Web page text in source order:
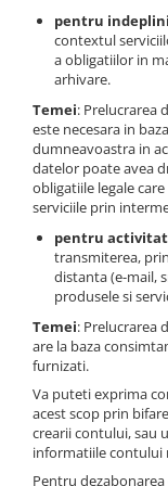
pentru
contextul
a obligatiilor in
arhivare.
Temei: Prelucrarea
este necesara in
dumneavoastra in
datelor poate avea
obligatiile legale
serviciile prin
pentru
transmiterea,
distanta (e-mail,
produsele si
Temei: Prelucrarea
are la baza
furnizati.
Va puteti exprima
acest scop prin
crearii contului, sau
informatiile contului
Pentru